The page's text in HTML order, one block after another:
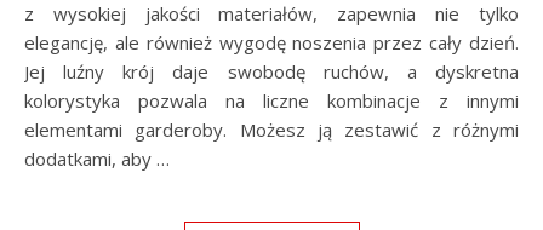
z wysokiej jakości materiałów, zapewnia nie tylko
elegancję, ale również wygodę noszenia przez cały dzień.
Jej luźny krój daje swobodę ruchów, a dyskretna
kolorystyka pozwala na liczne kombinacje z innymi
elementami garderoby. Możesz ją zestawić z różnymi
dodatkami, aby …